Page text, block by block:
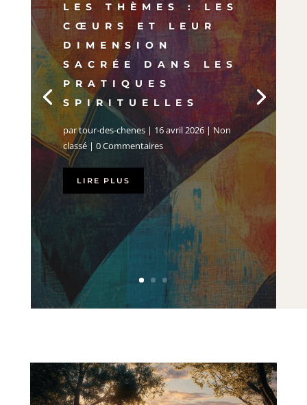
LES THÈMES : LES
CŒURS ET LEUR
DIMENSION
SACRÉE DANS LES
PRATIQUES
SPIRITUELLES
partour-des-chenes| 16 avril 2026|Non
classé| 0 Commentaires
LIRE PLUS